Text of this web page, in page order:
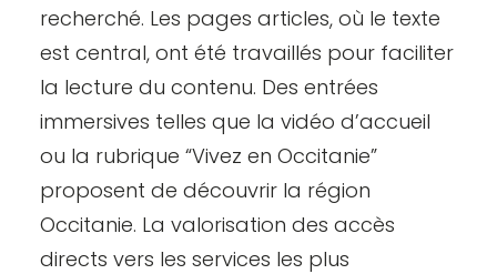
recherché. Les pages articles, où le texte
est central, ont été travaillés pour faciliter
la lecture du contenu. Des entrées
immersives telles que la vidéo d’accueil
ou la rubrique “Vivez en Occitanie”
proposent de découvrir la région
Occitanie. La valorisation des accès
directs vers les services les plus